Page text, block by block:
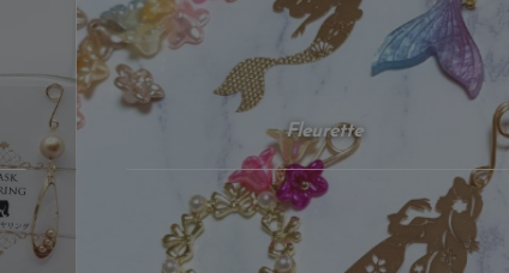
Fleurette